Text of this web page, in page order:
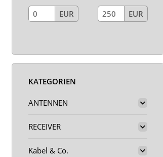
EUR
EUR
KATEGORIEN
ANTENNEN
RECEIVER
Kabel & Co.